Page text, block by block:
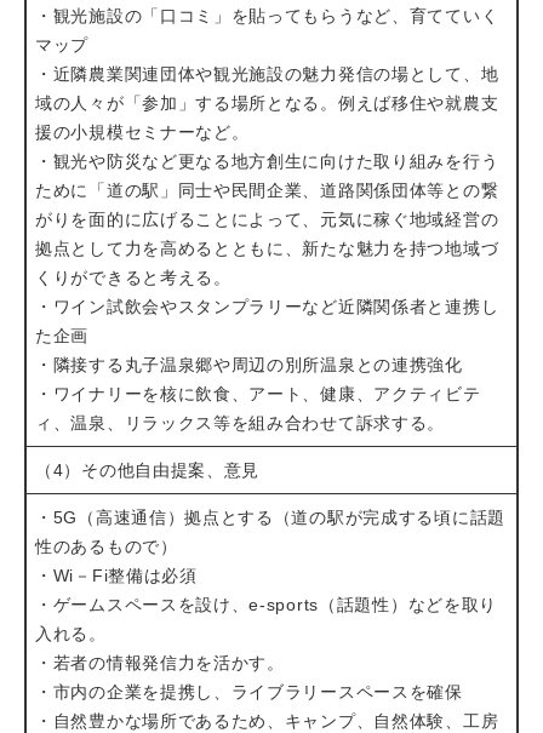
・観光施設の「口コミ」を貼ってもらうなど、育てていく
マップ
・近隣農業関連団体や観光施設の魅力発信の場として、地
域の人々が「参加」する場所となる。例えば移住や就農支
援の小規模セミナーなど。
・観光や防災など更なる地方創生に向けた取り組みを行う
ために「道の駅」同士や民間企業、道路関係団体等との繋
がりを面的に広げることによって、元気に稼ぐ地域経営の
拠点として力を高めるとともに、新たな魅力を持つ地域づ
くりができると考える。
・ワイン試飲会やスタンプラリーなど近隣関係者と連携し
た企画
・隣接する丸子温泉郷や周辺の別所温泉との連携強化
・ワイナリーを核に飲食、アート、健康、アクティビテ
ィ、温泉、リラックス等を組み合わせて訴求する。
（4）その他自由提案、意見
・5G（高速通信）拠点とする（道の駅が完成する頃に話題
性のあるもので）
・Wi－Fi整備は必須
・ゲームスペースを設け、e-sports（話題性）などを取り
入れる。
・若者の情報発信力を活かす。
・市内の企業を提携し、ライブラリースペースを確保
・自然豊かな場所であるため、キャンプ、自然体験、工房